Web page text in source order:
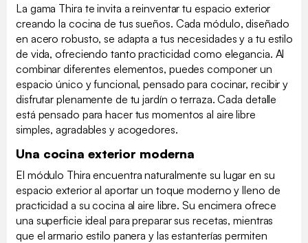
La gama Thira te invita a reinventar tu espacio exterior
creando la cocina de tus sueños. Cada módulo, diseñado
en acero robusto, se adapta a tus necesidades y a tu estilo
de vida, ofreciendo tanto practicidad como elegancia. Al
combinar diferentes elementos, puedes componer un
espacio único y funcional, pensado para cocinar, recibir y
disfrutar plenamente de tu jardín o terraza. Cada detalle
está pensado para hacer tus momentos al aire libre
simples, agradables y acogedores.
Una cocina exterior moderna
El módulo Thira encuentra naturalmente su lugar en su
espacio exterior al aportar un toque moderno y lleno de
practicidad a su cocina al aire libre. Su encimera ofrece
una superficie ideal para preparar sus recetas, mientras
que el armario estilo panera y las estanterías permiten